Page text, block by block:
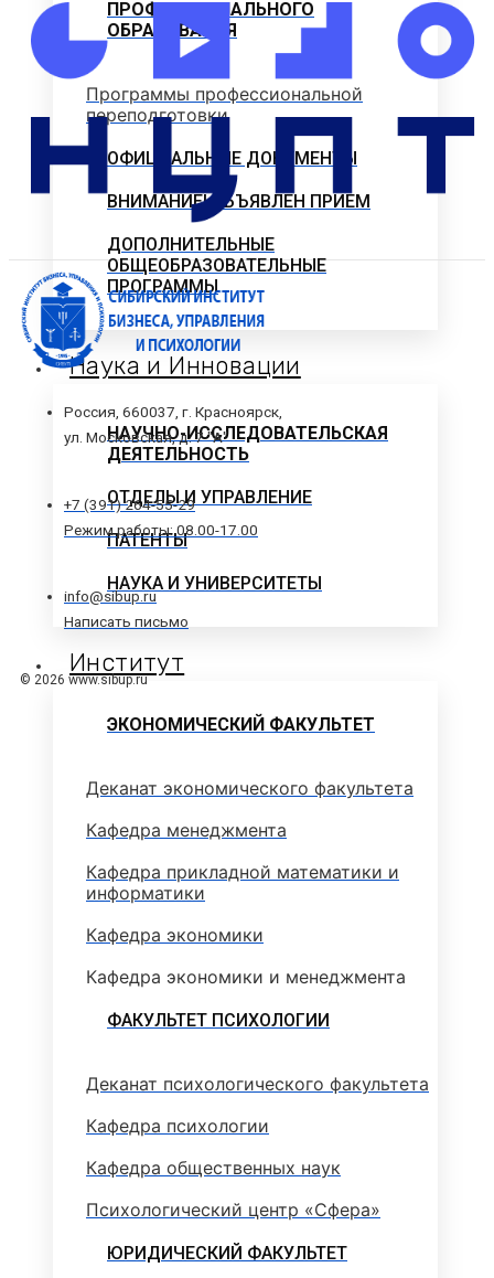
ПРОФЕССИОНАЛЬНОГО
ОБРАЗОВАНИЯ
Программы профессиональной
переподготовки
ОФИЦИАЛЬНЫЕ ДОКУМЕНТЫ
ВНИМАНИЕ! ОБЪЯВЛЕН ПРИЕМ
ДОПОЛНИТЕЛЬНЫЕ
ОБЩЕОБРАЗОВАТЕЛЬНЫЕ
ПРОГРАММЫ
Наука и Инновации
НАУЧНО-ИССЛЕДОВАТЕЛЬСКАЯ
ДЕЯТЕЛЬНОСТЬ
ОТДЕЛЫ И УПРАВЛЕНИЕ
ПАТЕНТЫ
НАУКА И УНИВЕРСИТЕТЫ
Институт
ЭКОНОМИЧЕСКИЙ ФАКУЛЬТЕТ
Деканат экономического факультета
Кафедра менеджмента
Кафедра прикладной математики и
информатики
Кафедра экономики
Кафедра экономики и менеджмента
ФАКУЛЬТЕТ ПСИХОЛОГИИ
Деканат психологического факультета
Кафедра психологии
Кафедра общественных наук
Психологический центр «Сфера»
ЮРИДИЧЕСКИЙ ФАКУЛЬТЕТ
Россия, 660037, г. Красноярск,
ул. Московская, д. 7 "А"
+7 (391) 264-55-29
Режим работы: 08.00-17.00
info@sibup.ru
Написать письмо
© 2026 www.sibup.ru